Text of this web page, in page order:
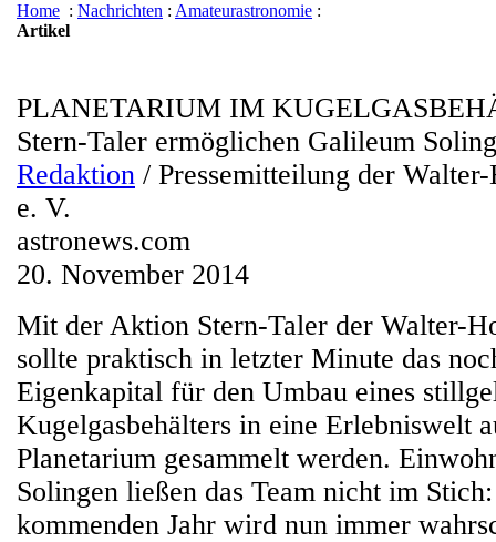
Home : Nachrichten : Amateurastronomie :
Artikel
PLANETARIUM IM
Stern-Taler ermöglichen Galileum
Redaktion / Pressemitteilung der
e. V.
astronews.com
20. November 2014
Mit der Aktion Stern-Taler der Walter-
sollte praktisch in letzter Minute das
Eigenkapital für den Umbau eines
Kugelgasbehälters in eine Erlebniswelt
Planetarium gesammelt werden.
Solingen ließen das Team nicht im
kommenden Jahr wird nun immer